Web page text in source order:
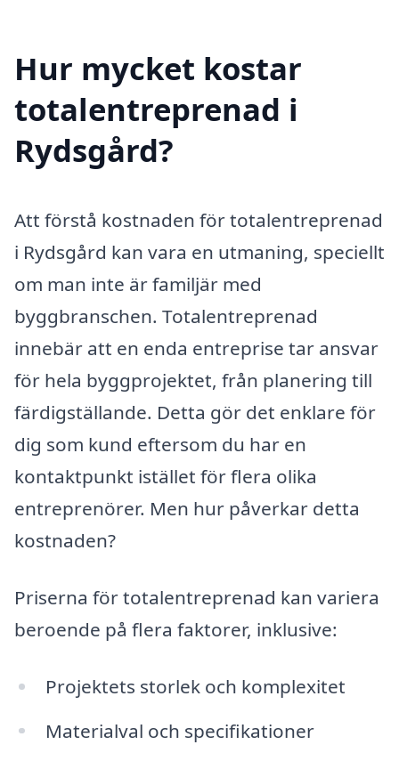
Hur mycket kostar
totalentreprenad i
Rydsgård?
Att förstå kostnaden för totalentreprenad
i Rydsgård kan vara en utmaning, speciellt
om man inte är familjär med
byggbranschen. Totalentreprenad
innebär att en enda entreprise tar ansvar
för hela byggprojektet, från planering till
färdigställande. Detta gör det enklare för
dig som kund eftersom du har en
kontaktpunkt istället för flera olika
entreprenörer. Men hur påverkar detta
kostnaden?
Priserna för totalentreprenad kan variera
beroende på flera faktorer, inklusive:
Projektets storlek och komplexitet
Materialval och specifikationer